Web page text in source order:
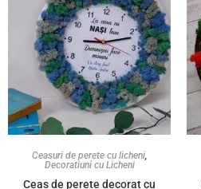
Ceasuri de perete cu licheni,
Decoratiuni cu Licheni
Ceas de perete decorat cu